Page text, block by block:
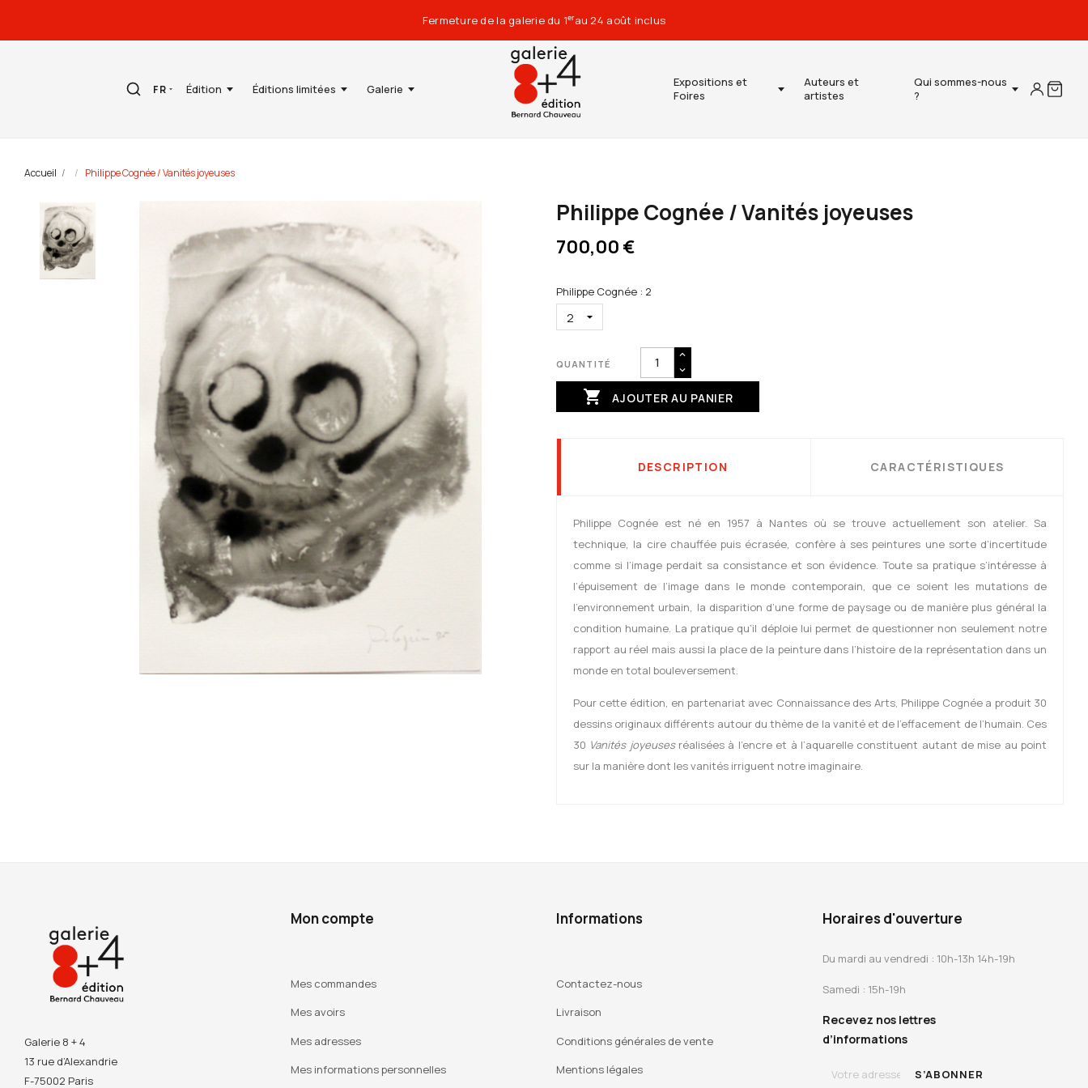
Fermeture de la galerie du 1erau 24 août inclus
FR Édition Éditions limitées Galerie
Expositions et
Foires
Auteurs et
artistes
Qui sommes-nous
?
Accueil Philippe Cognée / Vanités joyeuses
Philippe Cognée / Vanités joyeuses
700,00 €
Philippe Cognée : 2
QUANTITÉ
 AJOUTER AU PANIER
DESCRIPTION CARACTÉRISTIQUES
Philippe Cognée est né en 1957 à Nantes où se trouve actuellement son atelier. Sa
technique, la cire chauffée puis écrasée, confère à ses peintures une sorte d’incertitude
comme si l’image perdait sa consistance et son évidence. Toute sa pratique s’intéresse à
l’épuisement de l’image dans le monde contemporain, que ce soient les mutations de
l’environnement urbain, la disparition d’une forme de paysage ou de manière plus général la
condition humaine. La pratique qu’il déploie lui permet de questionner non seulement notre
rapport au réel mais aussi la place de la peinture dans l’histoire de la représentation dans un
monde en total bouleversement.
Pour cette édition, en partenariat avec Connaissance des Arts, Philippe Cognée a produit 30
dessins originaux différents autour du thème de la vanité et de l’effacement de l’humain. Ces
30 Vanités joyeusesréalisées à l’encre et à l’aquarelle constituent autant de mise au point
sur la manière dont les vanités irriguent notre imaginaire.
Galerie 8 + 4
13 rue d’Alexandrie
F-75002 Paris
Mon compte
Mes commandes
Mes avoirs
Mes adresses
Mes informations personnelles
Informations
Contactez-nous
Livraison
Conditions générales de vente
Mentions légales
Horaires d'ouverture
Du mardi au vendredi : 10h-13h 14h-19h
Samedi : 15h-19h
Recevez nos lettres
d’informations